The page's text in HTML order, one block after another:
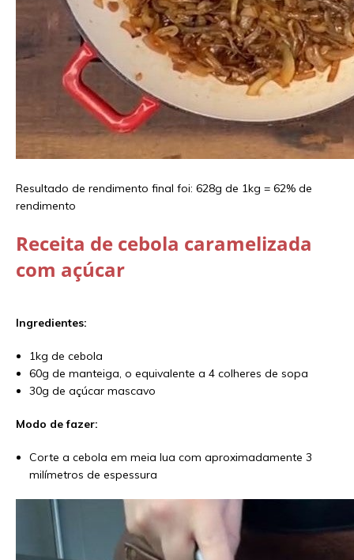
Resultado de rendimento final foi: 628g de 1kg = 62% de
rendimento
Receita de cebola caramelizada
com açúcar
Ingredientes:
1kg de cebola
60g de manteiga, o equivalente a 4 colheres de sopa
30g de açúcar mascavo
Modo de fazer:
Corte a cebola em meia lua com aproximadamente 3
milímetros de espessura